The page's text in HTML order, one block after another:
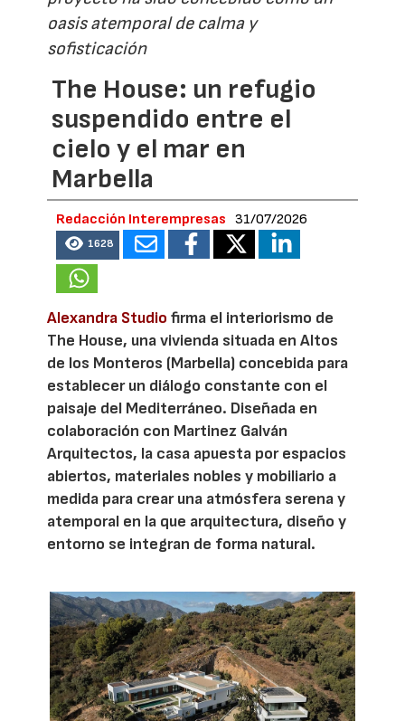
oasis atemporal de calma y
sofisticación
The House: un refugio
suspendido entre el
cielo y el mar en
Marbella
Redacción Interempresas 31/07/2026
1628
Alexandra Studio firma el interiorismo de
The House, una vivienda situada en Altos
de los Monteros (Marbella) concebida para
establecer un diálogo constante con el
paisaje del Mediterráneo. Diseñada en
colaboración con Martinez Galván
Arquitectos, la casa apuesta por espacios
abiertos, materiales nobles y mobiliario a
medida para crear una atmósfera serena y
atemporal en la que arquitectura, diseño y
entorno se integran de forma natural.